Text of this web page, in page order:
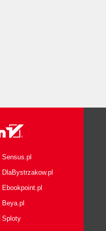
Sensus.pl
DlaBystrzakow.pl
Ebookpoint.pl
Beya.pl
Sploty